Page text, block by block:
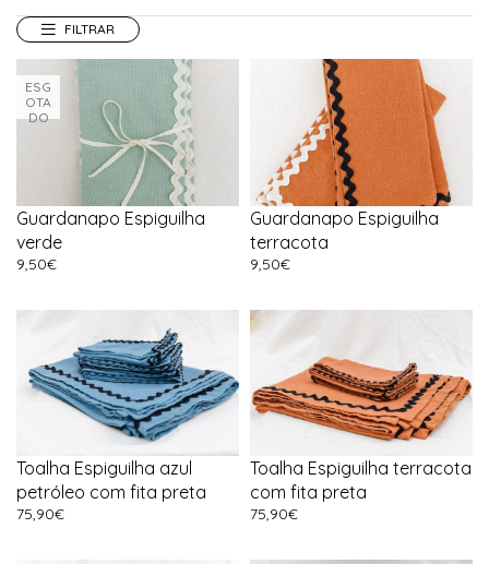
FILTRAR
ESG
OTA
DO
Guardanapo Espiguilha
verde
9,50€
Guardanapo Espiguilha
terracota
9,50€
Toalha Espiguilha azul
petróleo com fita preta
75,90€
Toalha Espiguilha terracota
com fita preta
75,90€